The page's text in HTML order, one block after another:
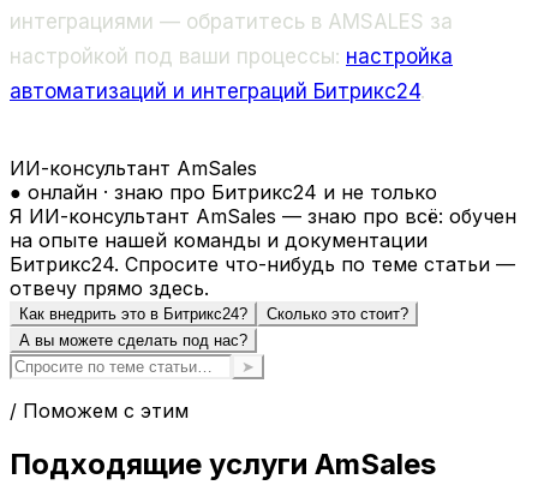
интеграциями — обратитесь в AMSALES за
настройкой под ваши процессы: настройка
автоматизаций и интеграций Битрикс24.
ИИ-консультант AmSales
● онлайн · знаю про Битрикс24 и не только
Я ИИ-консультант AmSales — знаю про всё: обучен
на опыте нашей команды и документации
Битрикс24. Спросите что-нибудь по теме статьи —
отвечу прямо здесь.
Как внедрить это в Битрикс24?
Сколько это стоит?
А вы можете сделать под нас?
➤
/ Поможем с этим
Подходящие услуги AmSales